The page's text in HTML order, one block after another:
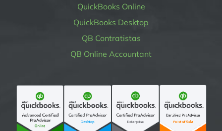
QuickBooks Online
QuickBooks Desktop
QB Contratistas
QB Online Accountant